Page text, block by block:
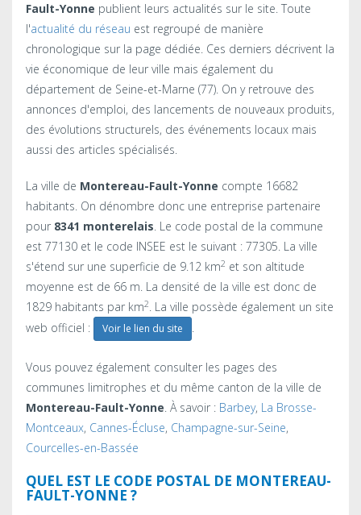
Fault-Yonne publient leurs actualités sur le site. Toute
l'actualité du réseau est regroupé de manière
chronologique sur la page dédiée. Ces derniers décrivent la
vie économique de leur ville mais également du
département de Seine-et-Marne (77). On y retrouve des
annonces d'emploi, des lancements de nouveaux produits,
des évolutions structurels, des événements locaux mais
aussi des articles spécialisés.
La ville de Montereau-Fault-Yonne compte 16682
habitants. On dénombre donc une entreprise partenaire
pour 8341 monterelais. Le code postal de la commune
est 77130 et le code INSEE est le suivant : 77305. La ville
s'étend sur une superficie de 9.12 km2 et son altitude
moyenne est de 66 m. La densité de la ville est donc de
1829 habitants par km2. La ville possède également un site
web officiel :
Voir le lien du site
Vous pouvez également consulter les pages des
communes limitrophes et du même canton de la ville de
Montereau-Fault-Yonne. À savoir : Barbey, La Brosse-
Montceaux, Cannes-Écluse, Champagne-sur-Seine,
Courcelles-en-Bassée
QUEL EST LE CODE POSTAL DE MONTEREAU-
FAULT-YONNE ?